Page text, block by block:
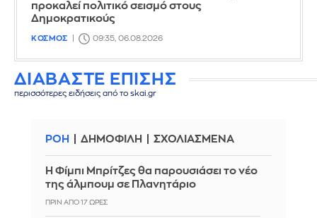
προκαλεί πολιτικό σεισμό στους
Δημοκρατικούς
ΚΟΣΜΟΣ 09:35, 06.08.2026
ΔΙΑΒΑΣΤΕ ΕΠΙΣΗΣ
περισσότερες ειδήσεις από το skai.gr
ΡΟΗ ΔΗΜΟΦΙΛΗ ΣΧΟΛΙΑΣΜΕΝΑ
Η Φίμπι Μπρίτζες θα παρουσιάσει το νέο
της άλμπουμ σε Πλανητάριο
ΠΡΙΝ ΑΠΌ 17 ΏΡΕΣ